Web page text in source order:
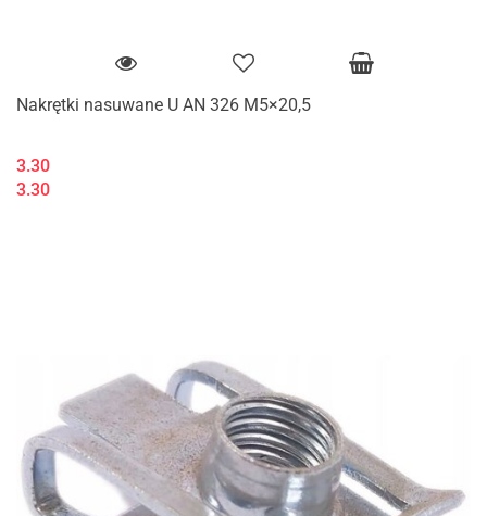
Nakrętki nasuwane U AN 326 M5×20,5
3.30
3.30